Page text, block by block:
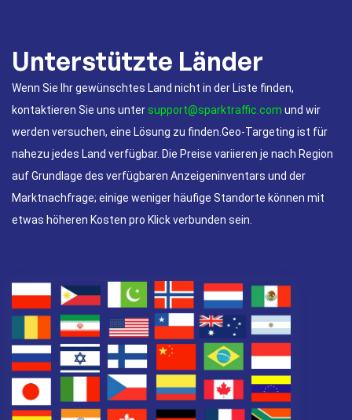
Unterstützte Länder
Wenn Sie Ihr gewünschtes Land nicht in der Liste finden,
kontaktieren Sie uns untersupport@sparktraffic.com und wir
werden versuchen, eine Lösung zu finden.Geo-Targeting ist für
nahezu jedes Land verfügbar. Die Preise variieren je nach Region
auf Grundlage des verfügbaren Anzeigeninventars und der
Marktnachfrage; einige weniger häufige Standorte können mit
etwas höheren Kosten pro Klick verbunden sein.